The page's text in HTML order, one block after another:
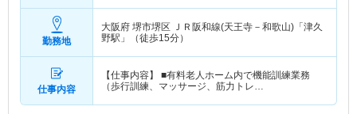
勤務地
大阪府 堺市堺区 ＪＲ阪和線(天王寺－和歌山)「津久
野駅」（徒歩15分）
仕事内容
【仕事内容】 ■有料老人ホーム内で機能訓練業務
（歩行訓練、マッサージ、筋力トレ…